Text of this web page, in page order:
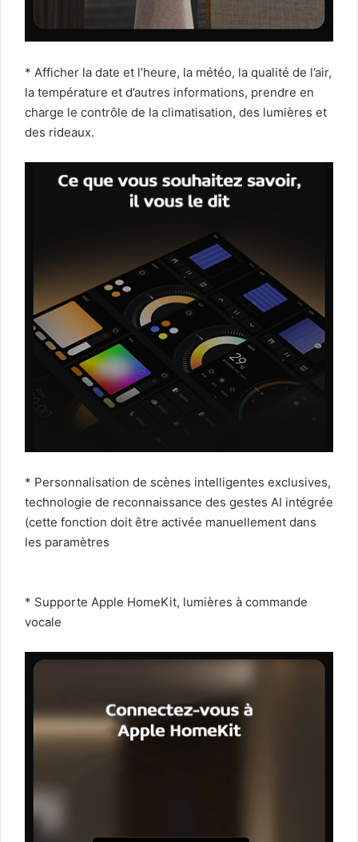
* Afficher la date et l’heure, la météo, la qualité de l’air,
la température et d’autres informations, prendre en
charge le contrôle de la climatisation, des lumières et
des rideaux.
* Personnalisation de scènes intelligentes exclusives,
technologie de reconnaissance des gestes AI intégrée
(cette fonction doit être activée manuellement dans
les paramètres
* Supporte Apple HomeKit, lumières à commande
vocale